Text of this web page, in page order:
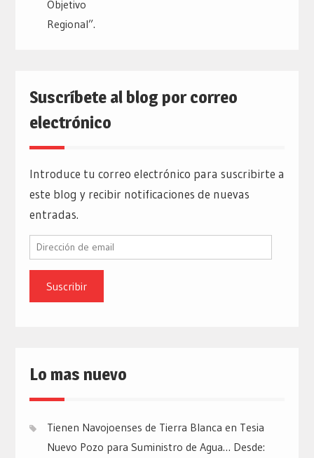
Suscríbete al blog por correo
electrónico
Introduce tu correo electrónico para suscribirte a
este blog y recibir notificaciones de nuevas
entradas.
Dirección
email
Lo mas nuevo
Tienen Navojoenses de Tierra Blanca en Tesia
Nuevo Pozo para Suministro de Agua… Desde: